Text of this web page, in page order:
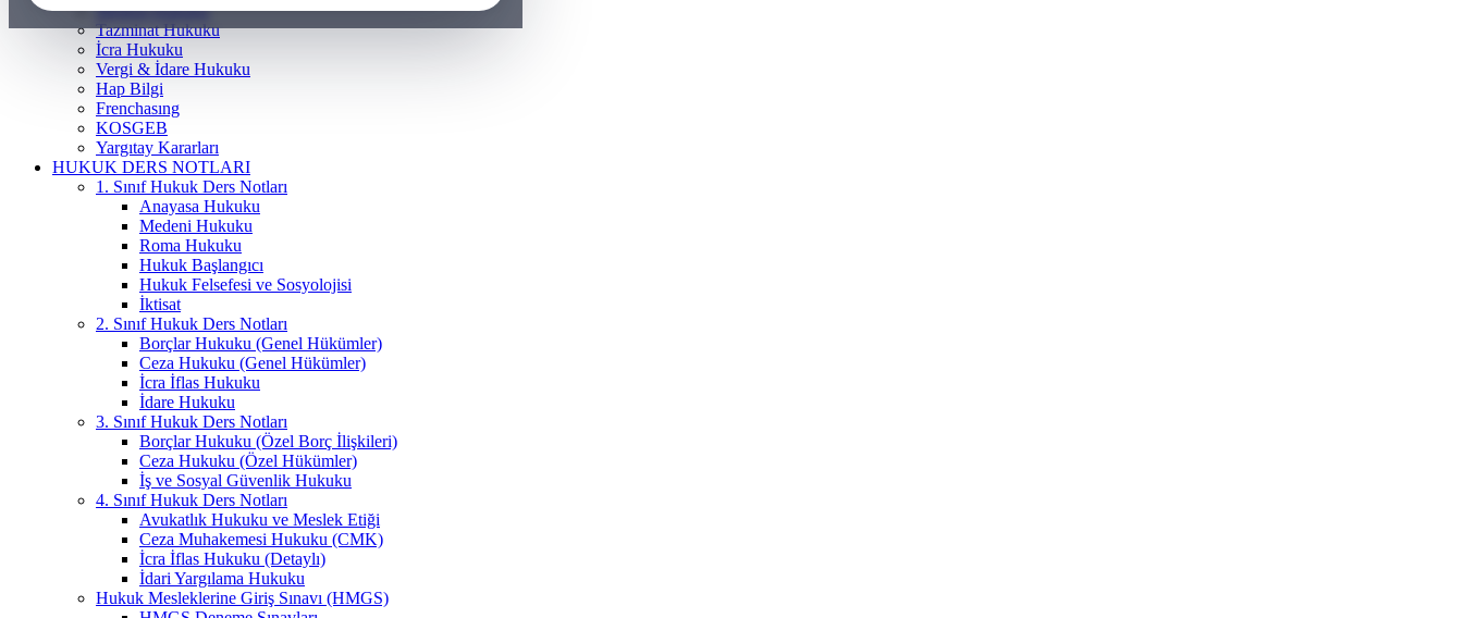
Medeni Hukuku
Tazminat Hukuku
İcra Hukuku
Vergi & İdare Hukuku
Hap Bilgi
Frenchasıng
KOSGEB
Yargıtay Kararları
HUKUK DERS NOTLARI
1. Sınıf Hukuk Ders Notları
Anayasa Hukuku
Medeni Hukuku
Roma Hukuku
Hukuk Başlangıcı
Hukuk Felsefesi ve Sosyolojisi
İktisat
2. Sınıf Hukuk Ders Notları
Borçlar Hukuku (Genel Hükümler)
Ceza Hukuku (Genel Hükümler)
İcra İflas Hukuku
İdare Hukuku
3. Sınıf Hukuk Ders Notları
Borçlar Hukuku (Özel Borç İlişkileri)
Ceza Hukuku (Özel Hükümler)
İş ve Sosyal Güvenlik Hukuku
4. Sınıf Hukuk Ders Notları
Avukatlık Hukuku ve Meslek Etiği
Ceza Muhakemesi Hukuku (CMK)
İcra İflas Hukuku (Detaylı)
İdari Yargılama Hukuku
Hukuk Mesleklerine Giriş Sınavı (HMGS)